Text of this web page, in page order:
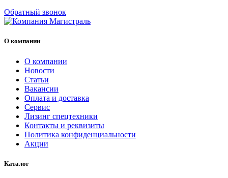
Обратный звонок
О компании
О компании
Новости
Статьи
Вакансии
Оплата и доставка
Сервис
Лизинг спецтехники
Контакты и реквизиты
Политика конфиденциальности
Акции
Каталог